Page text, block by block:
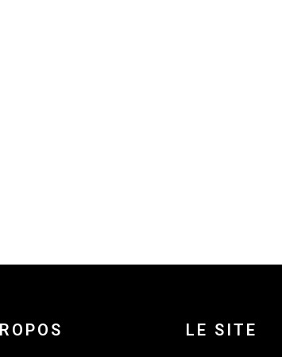
LE SITE